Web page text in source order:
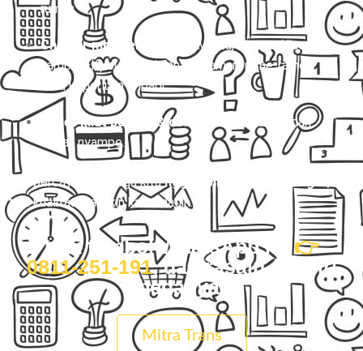
rumah.
Charter mobil eksklusif
(Avanza, Innova, Hiace,
sampai Elf) buat perjalanan nyaman, rame-rame,
atau keperluan pribadi.
Paket kilat barang & dokumen
yang aman dan
cepat nyampe.
Dan percayalah… harga kitanggak bikin kantong kaget
tapi kualitasnya bikin kamu nagih.
Klik tombol WhatsApp ini👉
0811-251-191, dan rasain sendiri
bedanya.
Mitra Trans